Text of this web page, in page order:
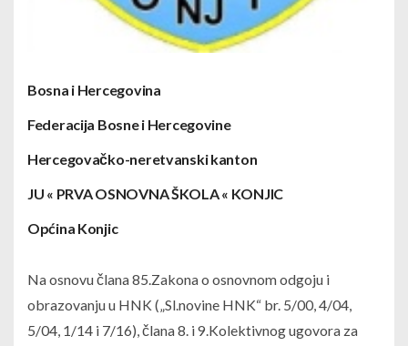
Bosna i Hercegovina
Federacija Bosne i Hercegovine
Hercegovačko-neretvanski kanton
JU « PRVA OSNOVNA ŠKOLA « KONJIC
Općina Konjic
Na osnovu člana 85.Zakona o osnovnom odgoju i
obrazovanju u HNK („Sl.novine HNK“ br. 5/00, 4/04,
5/04, 1/14 i 7/16), člana 8. i 9.Kolektivnog ugovora za